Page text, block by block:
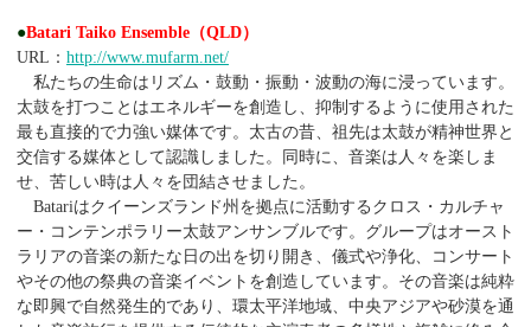
●Batari Taiko Ensemble（QLD）
URL： http://www.mufarm.net/
私たちの生命はリズム・鼓動・振動・波動の海に浸っています。
太鼓を打つことはエネルギーを創造し、抑制するように使用された
最も直接的で力強い媒体です。太古の昔、祖先は太鼓が精神世界と
交信する媒体として認識しました。同時に、音楽は人々を楽しま
せ、苦しい時は人々を団結させました。
Batariはクイーンズランド州を拠点に活動するクロス・カルチャ
ー・コンテンポラリー太鼓アンサンブルです。グループはオースト
ラリアの音楽の新たな日の出を切り開き、儀式や浄化、コンサート
やその他の祭典の音楽イベントを創造しています。その音楽は純粋
な即興で自然発生的であり、環太平洋地域、中央アジアや砂漠を通